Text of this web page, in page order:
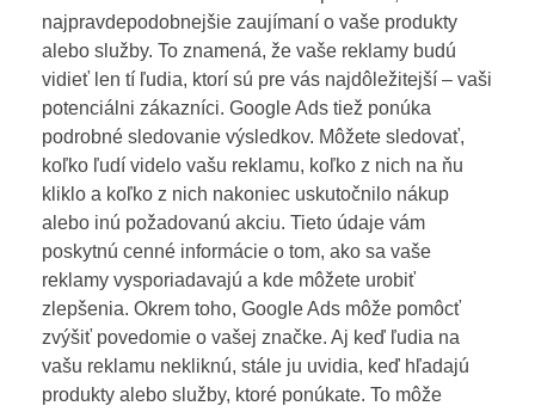
najpravdepodobnejšie zaujímaní o vaše produkty
alebo služby. To znamená, že vaše reklamy budú
vidieť len tí ľudia, ktorí sú pre vás najdôležitejší – vaši
potenciálni zákazníci. Google Ads tiež ponúka
podrobné sledovanie výsledkov. Môžete sledovať,
koľko ľudí videlo vašu reklamu, koľko z nich na ňu
kliklo a koľko z nich nakoniec uskutočnilo nákup
alebo inú požadovanú akciu. Tieto údaje vám
poskytnú cenné informácie o tom, ako sa vaše
reklamy vysporiadavajú a kde môžete urobiť
zlepšenia. Okrem toho, Google Ads môže pomôcť
zvýšiť povedomie o vašej značke. Aj keď ľudia na
vašu reklamu nekliknú, stále ju uvidia, keď hľadajú
produkty alebo služby, ktoré ponúkate. To môže